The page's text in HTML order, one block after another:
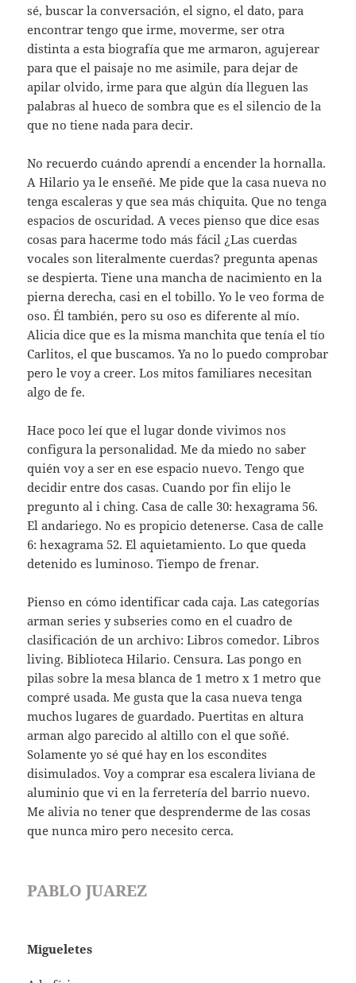
sé, buscar la conversación, el signo, el dato, para
encontrar tengo que irme, moverme, ser otra
distinta a esta biografía que me armaron, agujerear
para que el paisaje no me asimile, para dejar de
apilar olvido, irme para que algún día lleguen las
palabras al hueco de sombra que es el silencio de la
que no tiene nada para decir.
No recuerdo cuándo aprendí a encender la hornalla.
A Hilario ya le enseñé. Me pide que la casa nueva no
tenga escaleras y que sea más chiquita. Que no tenga
espacios de oscuridad. A veces pienso que dice esas
cosas para hacerme todo más fácil ¿Las cuerdas
vocales son literalmente cuerdas? pregunta apenas
se despierta. Tiene una mancha de nacimiento en la
pierna derecha, casi en el tobillo. Yo le veo forma de
oso. Él también, pero su oso es diferente al mío.
Alicia dice que es la misma manchita que tenía el tío
Carlitos, el que buscamos. Ya no lo puedo comprobar
pero le voy a creer. Los mitos familiares necesitan
algo de fe.
Hace poco leí que el lugar donde vivimos nos
configura la personalidad. Me da miedo no saber
quién voy a ser en ese espacio nuevo. Tengo que
decidir entre dos casas. Cuando por fin elijo le
pregunto al i ching. Casa de calle 30: hexagrama 56.
El andariego. No es propicio detenerse. Casa de calle
6: hexagrama 52. El aquietamiento. Lo que queda
detenido es luminoso. Tiempo de frenar.
Pienso en cómo identificar cada caja. Las categorías
arman series y subseries como en el cuadro de
clasificación de un archivo: Libros comedor. Libros
living. Biblioteca Hilario. Censura. Las pongo en
pilas sobre la mesa blanca de 1 metro x 1 metro que
compré usada. Me gusta que la casa nueva tenga
muchos lugares de guardado. Puertitas en altura
arman algo parecido al altillo con el que soñé.
Solamente yo sé qué hay en los escondites
disimulados. Voy a comprar esa escalera liviana de
aluminio que vi en la ferretería del barrio nuevo.
Me alivia no tener que desprenderme de las cosas
que nunca miro pero necesito cerca.
PABLO JUAREZ
Migueletes